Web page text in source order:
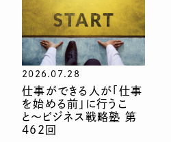
2026.07.28
仕事ができる人が「仕事
を始める前」に行うこ
と〜ビジネス戦略塾 第
462回